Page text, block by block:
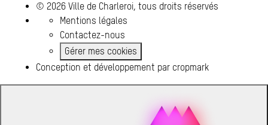
© 2026 Ville de Charleroi, tous droits réservés
Mentions légales
Contactez-nous
Gérer mes cookies
Conception et développement par cropmark